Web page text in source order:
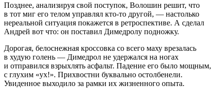
Позднее, анализируя свой поступок, Волошин решит, что
в тот миг его телом управлял кто-то другой, — настолько
нереальной ситуация покажется в ретроспективе. А сделал
Андрей вот что: он поставил Димедролу подножку.
Дорогая, белоснежная кроссовка со всего маху врезалась
в худую голень — Димедрол не удержался на ногах
и отправился взрыхлять асфальт. Падение его было мощным,
с глухим «ух!». Прихвостни буквально остолбенели.
Увиденное выходило за рамки их жизненного опыта.